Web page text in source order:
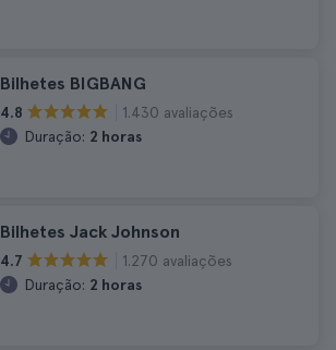
Bilhetes BIGBANG
4.8
1.430 avaliações
Duração: 2 horas
Bilhetes Jack Johnson
4.7
1.270 avaliações
Duração: 2 horas